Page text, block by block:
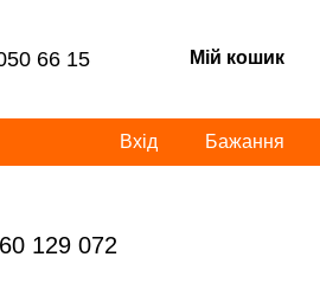
66 15 Мій кошик
Вхід Бажання
129 072